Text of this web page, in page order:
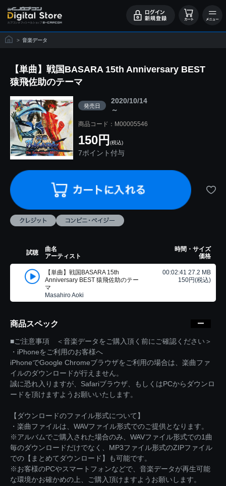
> 音楽データ
【単曲】戦国BASARA 15th Anniversary BEST
猿飛佐助のテーマ
発売日
2020/10/14
～
商品コード：M00005546
150円 (税込)
7ポイント付与
試聴
曲名
アーティスト
時間・サイズ
価格
【単曲】戦国BASARA 15th
Anniversary BEST 猿飛佐助のテー
マ
Masahiro Aoki
00:02:41 27.2 MB
150円(税込)
商品スペック
■ご注意事項 ＜音楽データをご購入頂く前にご確認ください＞
・iPhoneをご利用のお客様へ
iPhoneでGoogle Chromeブラウザをご利用の場合は、楽曲ファ
イルのダウンロードが行えません。
誠に恐れ入りますが、Safariブラウザ、もしくはPCからダウンロ
ードを頂けますようお願いいたします。
【ダウンロードのファイル形式について】
・楽曲ファイルは、WAVファイル形式でのご提供となります。
※アルバムでご購入された場合のみ、WAVファイル形式での1曲
毎のダウンロードだけでなく、MP3ファイル形式のZIPファイル
での【まとめてダウンロード】も可能です。
※お客様のPCやスマートフォンなどで、音楽データが再生可能
な環境かお確かめの上、ご購入頂けますようお願いします。